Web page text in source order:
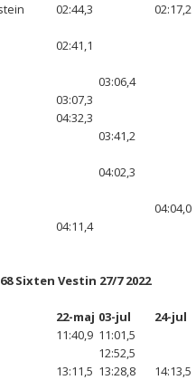
02:44,3
02:17,2
02:41,1
03:06,4
03:07,3
04:32,3
03:41,2
04:02,3
04:04,0
04:11,4
Sixten Vestin 27/7 2022
22-maj 03-jul
24-jul
11:40,9 11:01,5
12:52,5
13:11,5 13:28,8
14:13,5